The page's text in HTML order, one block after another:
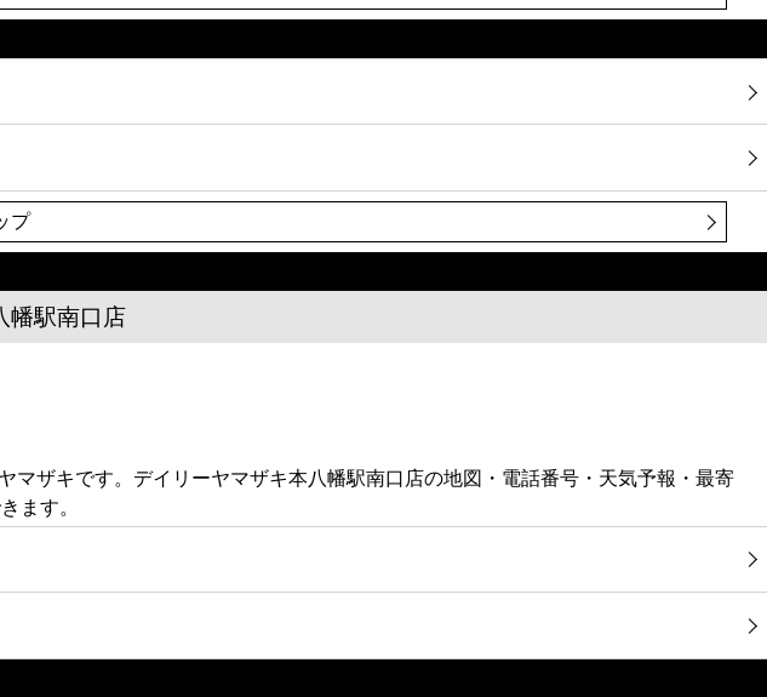
プ
幡駅南口店
ザキです。デイリーヤマザキ本八幡駅南口店の地図・電話番号・天気予報・最寄
ます。